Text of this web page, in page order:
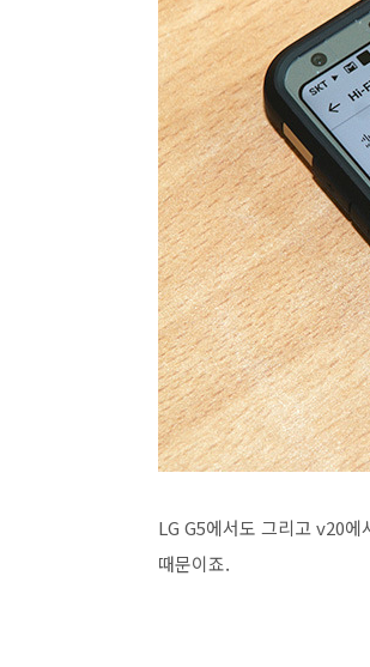
LG G5에서도 그리고 v20
때문이죠.